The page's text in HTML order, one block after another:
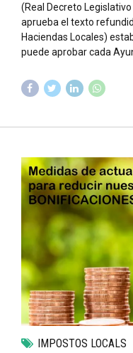
(Real Decreto
aprueba el texto
Haciendas Locales)
puede aprobar cada
IMPOSTOS LOCALS